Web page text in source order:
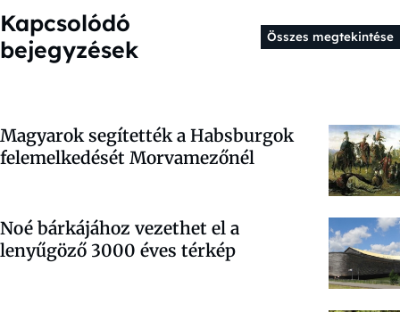
Kapcsolódó
bejegyzések
Összes megtekintése
Magyarok segítették a Habsburgok
felemelkedését Morvamezőnél
Noé bárkájához vezethet el a
lenyűgöző 3000 éves térkép